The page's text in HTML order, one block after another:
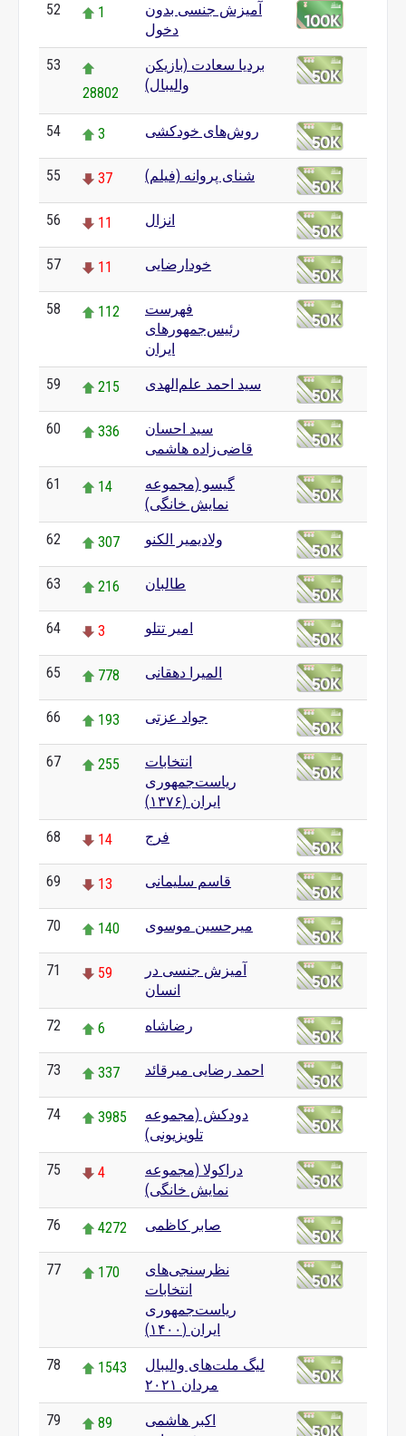
52 1
آمیزش جنسی بدون
دخول
53
28802
بردیا سعادت (بازیکن
والیبال)
54 3 روش‌های خودکشی
55 37 شنای پروانه (فیلم)
56 11 انزال
57 11 خودارضایی
58 112
فهرست
رئیس‌جمهورهای
ایران
59 215 سید احمد علم‌الهدی
60 336
سید احسان
قاضی‌زاده هاشمی
61 14
گیسو (مجموعه
نمایش خانگی)
62 307 ولادیمیر الکنو
63 216 طالبان
64 3 امیر تتلو
65 778 المیرا دهقانی
66 193 جواد عزتی
67 255
انتخابات
ریاست‌جمهوری
ایران (۱۳۷۶)
68 14 فرج
69 13 قاسم سلیمانی
70 140 میرحسین موسوی
71 59
آمیزش جنسی در
انسان
72 6 رضاشاه
73 337 احمد رضایی میرقائد
74 3985
دودکش (مجموعه
تلویزیونی)
75 4
دراکولا (مجموعه
نمایش خانگی)
76 4272 صابر کاظمی
77 170
نظرسنجی‌های
انتخابات
ریاست‌جمهوری
ایران (۱۴۰۰)
78 1543
لیگ ملت‌های والیبال
مردان ۲۰۲۱
79 89
اکبر هاشمی